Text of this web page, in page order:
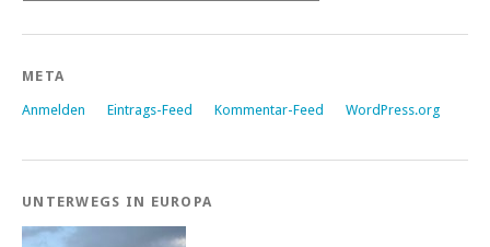
META
Anmelden Eintrags-Feed Kommentar-Feed WordPress.org
UNTERWEGS IN EUROPA